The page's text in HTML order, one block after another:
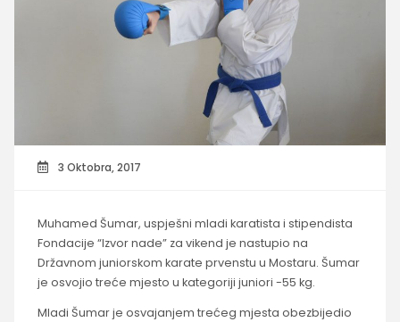
3 Oktobra, 2017
Muhamed Šumar, uspješni mladi karatista i stipendista
Fondacije “Izvor nade” za vikend je nastupio na
Državnom juniorskom karate prvenstu u Mostaru. Šumar
je osvojio treće mjesto u kategoriji juniori -55 kg.
Mladi Šumar je osvajanjem trećeg mjesta obezbijedio